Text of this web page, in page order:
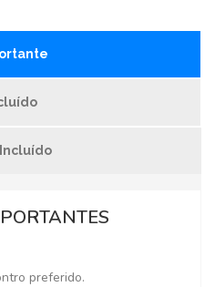
Incluído
preferido.